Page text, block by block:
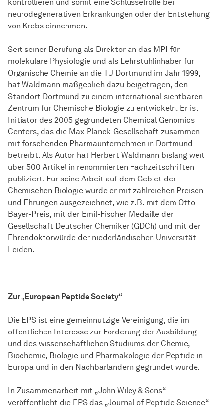
kontrollieren und somit eine Schlüsselrolle bei
neurodegenerativen Erkrankungen oder der Entstehung
von Krebs einnehmen.
Seit seiner Berufung als Direktor an das MPI für
molekulare Physiologie und als Lehrstuhlinhaber für
Organische Chemie an die TU Dortmund im Jahr 1999,
hat Waldmann maßgeblich dazu beigetragen, den
Standort Dortmund zu einem international sichtbaren
Zentrum für Chemische Biologie zu entwickeln. Er ist
Initiator des 2005 gegründeten Chemical Genomics
Centers, das die Max-Planck-Gesellschaft zusammen
mit forschenden Pharmaunternehmen in Dortmund
betreibt. Als Autor hat Herbert Waldmann bislang weit
über 500 Artikel in renommierten Fachzeitschriften
publiziert. Für seine Arbeit auf dem Gebiet der
Chemischen Biologie wurde er mit zahlreichen Preisen
und Ehrungen ausgezeichnet, wie z.B. mit dem Otto-
Bayer-Preis, mit der Emil-Fischer Medaille der
Gesellschaft Deutscher Chemiker (GDCh) und mit der
Ehrendoktorwürde der niederländischen Universität
Leiden.
Zur „European Peptide Society“
Die EPS ist eine gemeinnützige Vereinigung, die im
öffentlichen Interesse zur Förderung der Ausbildung
und des wissenschaftlichen Studiums der Chemie,
Biochemie, Biologie und Pharmakologie der Peptide in
Europa und in den Nachbarländern gegründet wurde.
In Zusammenarbeit mit „John Wiley & Sons“
veröffentlicht die EPS das „Journal of Peptide Science“